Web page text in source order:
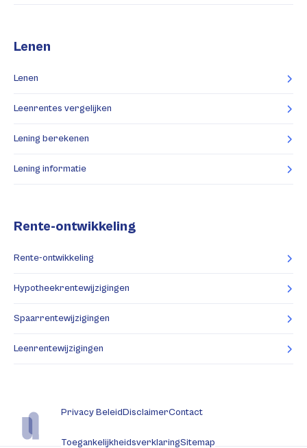
Lenen
Lenen
Leenrentes vergelijken
Lening berekenen
Lening informatie
Rente-ontwikkeling
Rente-ontwikkeling
Hypotheekrentewijzigingen
Spaarrentewijzigingen
Leenrentewijzigingen
Privacy BeleidDisclaimerContact
ToegankelijkheidsverklaringSitemap